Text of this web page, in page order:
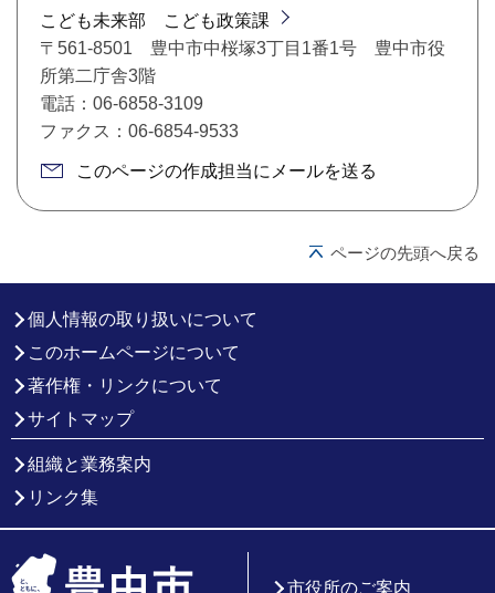
こども未来部 こども政策課
〒561-8501 豊中市中桜塚3丁目1番1号 豊中市役
所第二庁舎3階
電話：06-6858-3109
ファクス：06-6854-9533
このページの作成担当にメールを送る
ページの先頭へ戻る
個人情報の取り扱いについて
このホームページについて
著作権・リンクについて
サイトマップ
組織と業務案内
リンク集
市役所のご案内